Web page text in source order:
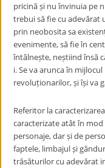
pricină și nu învinuia pe
trebui să fie cu adevărat
prin neobosita sa
evenimente, să fie în
întâlnește, neștiind însă
i. Se va arunca în
revoluționarilor, și își va
Referitor la
caracterizate atât în
personaje, dar și de
faptele, limbajul și
trăsăturilor cu adevărat